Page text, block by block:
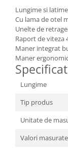
Hote telescopice
Hote traditionale
Masini de
Accesorii masini
uscatoare
Masini automate
Masini de spalat
Masini de spalat
Masini de
Lungime si
Cu lama de otel
Unelte de
Raport de viteza
Maner integrat
Maner
Lungime
Tip produs
Unitate de
Valori masurate